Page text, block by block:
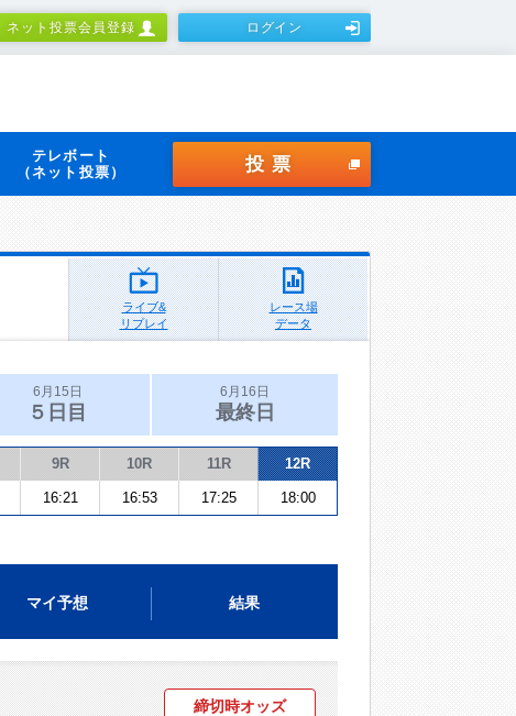
ネット投票会員登録 ログイン
テレボート
（ネット投票）
投票
ライブ&
リプレイ
レース場
データ
6月15日
５日目
6月16日
最終日
9R 10R 11R 12R
16:21 16:53 17:25 18:00
マイ予想 結果
締切時オッズ